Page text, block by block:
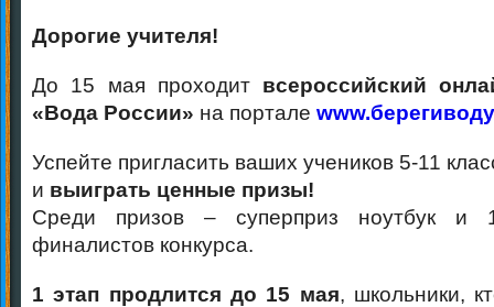
Дорогие учителя!
До 15 мая проходитвсероссийский
«Вода России» на портале
Успейте пригласить ваших учеников 5-11
и выиграть ценные призы!
Среди призов – суперприз ноутбук и
финалистов конкурса.
1 этап продлится до 15 мая, школьники,